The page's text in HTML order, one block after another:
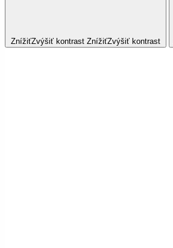
ZnížiťZvýšiť kontrast ZnížiťZvýšiť kontrast